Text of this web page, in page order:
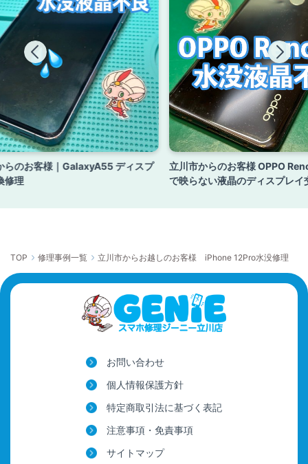
らのお客様｜GalaxyA55 ディスプ
修理
立川市からのお客様 OPPO
で映らない液晶のディスプレイ
TOP 修理事例一覧 立川市からお越しのお客様 iPhone 12Pro水没修理
お問い合わせ
個人情報保護方針
特定商取引法に基づく表記
注意事項・免責事項
サイトマップ